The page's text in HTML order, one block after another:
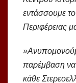
εντάσσουμε
Περιφέρειας
παρέμβαση να
κάθε